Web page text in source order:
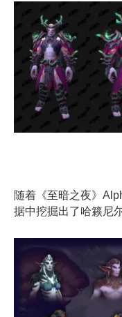
随着《至暗之夜》
据中挖掘出了哈籁尼